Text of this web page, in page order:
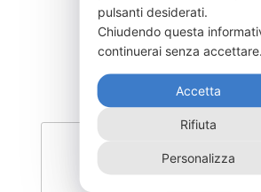
CLY1000-V090
450,00€
pulsanti desiderati.
Chiudendo questa
continuerai senza accettare.
Accetta
Rifiuta
Personalizza